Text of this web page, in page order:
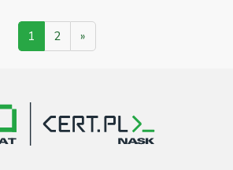
1 2 »